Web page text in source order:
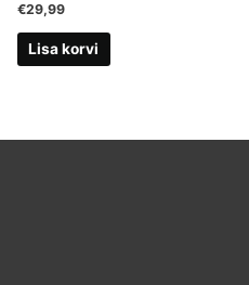
€29,99
Lisa korvi